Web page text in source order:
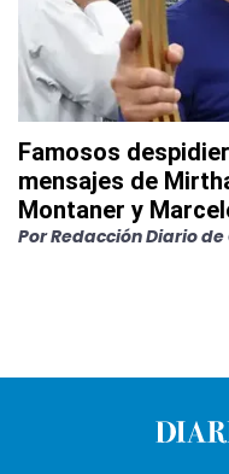
Famosos
mensajes de
Montaner y
PorRedacción Diario de